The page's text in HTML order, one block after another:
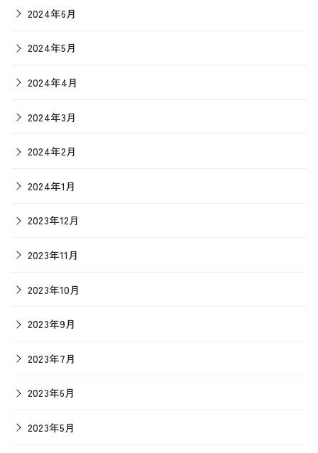
2024年6月
2024年5月
2024年4月
2024年3月
2024年2月
2024年1月
2023年12月
2023年11月
2023年10月
2023年9月
2023年7月
2023年6月
2023年5月